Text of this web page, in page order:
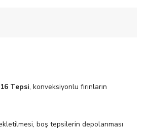
Tepsi, konveksiyonlu fırınların
boş tepsilerin depolanması